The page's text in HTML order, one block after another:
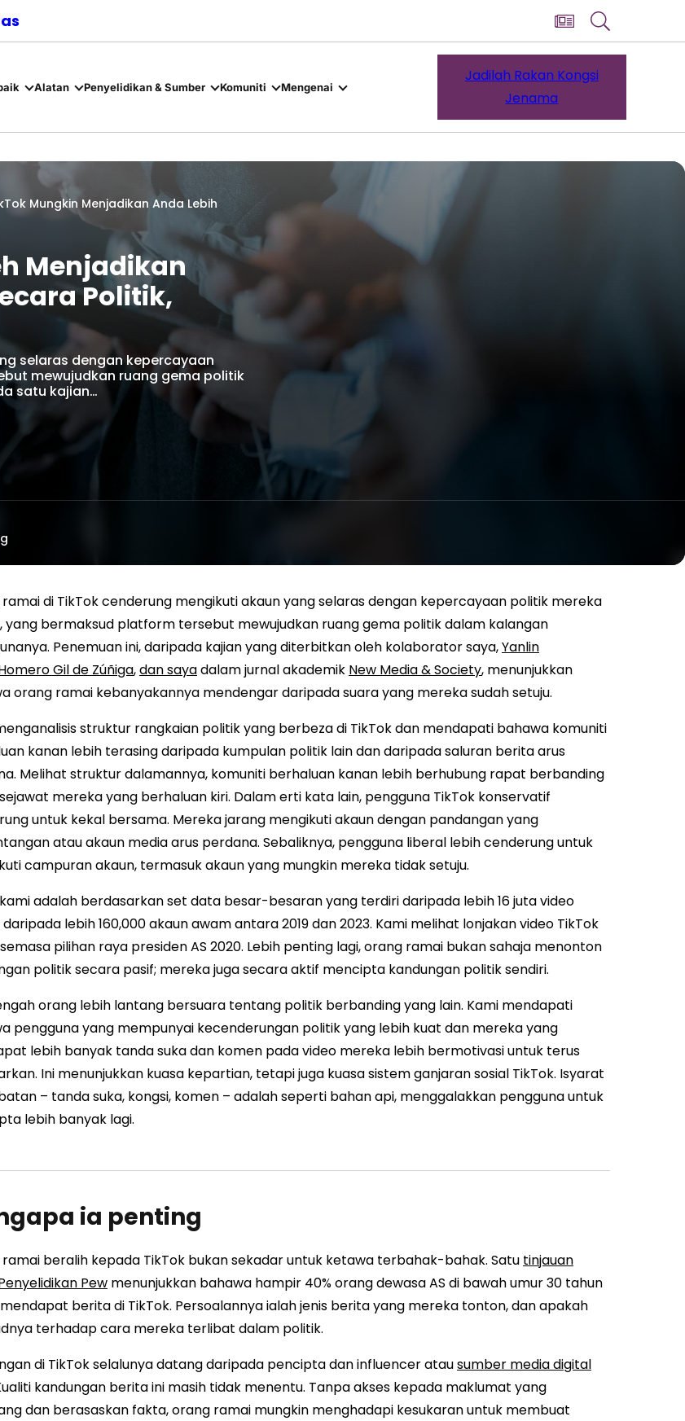
Alatan Penyelidikan & Sumber Komuniti Mengenai
Jadilah Rakan Kongsi
Jenama
Mungkin Menjadikan Anda Lebih
Menjadikan
Politik,
selaras dengan kepercayaan
mewujudkan ruang gema politik
satu kajian…
di TikTok cenderung mengikuti akaun yang selaras dengan kepercayaan politik mereka
yang bermaksud platform tersebut mewujudkan ruang gema politik dalam kalangan
Penemuan ini, daripada kajian yang diterbitkan oleh kolaborator saya,Yanlin
Gil de Zúñiga,dan sayadalam jurnal akademik New Media & Society, menunjukkan
orang ramai kebanyakannya mendengar daripada suara yang mereka sudah setuju.
struktur rangkaian politik yang berbeza di TikTok dan mendapati bahawa komuniti
kanan lebih terasing daripada kumpulan politik lain dan daripada saluran berita arus
Melihat struktur dalamannya, komuniti berhaluan kanan lebih berhubung rapat berbanding
mereka yang berhaluan kiri. Dalam erti kata lain, pengguna TikTok konservatif
untuk kekal bersama. Mereka jarang mengikuti akaun dengan pandangan yang
atau akaun media arus perdana. Sebaliknya, pengguna liberal lebih cenderung untuk
campuran akaun, termasuk akaun yang mungkin mereka tidak setuju.
adalah berdasarkan set data besar-besaran yang terdiri daripada lebih 16 juta video
daripada lebih 160,000 akaun awam antara 2019 dan 2023. Kami melihat lonjakan video TikTok
pilihan raya presiden AS 2020. Lebih penting lagi, orang ramai bukan sahaja menonton
politik secara pasif; mereka juga secara aktif mencipta kandungan politik sendiri.
orang lebih lantang bersuara tentang politik berbanding yang lain. Kami mendapati
pengguna yang mempunyai kecenderungan politik yang lebih kuat dan mereka yang
lebih banyak tanda suka dan komen pada video mereka lebih bermotivasi untuk terus
Ini menunjukkan kuasa kepartian, tetapi juga kuasa sistem ganjaran sosial TikTok. Isyarat
– tanda suka, kongsi, komen – adalah seperti bahan api, menggalakkan pengguna untuk
lebih banyak lagi.
ia penting
beralih kepada TikTok bukan sekadar untuk ketawa terbahak-bahak. Satu tinjauan
Pew menunjukkan bahawa hampir 40% orang dewasa AS di bawah umur 30 tahun
berita di TikTok. Persoalannya ialah jenis berita yang mereka tonton, dan apakah
terhadap cara mereka terlibat dalam politik.
di TikTok selalunya datang daripada pencipta dan influencer atausumber media digital
kandungan berita ini masih tidak menentu. Tanpa akses kepada maklumat yang
dan berasaskan fakta, orang ramai mungkin menghadapi kesukaran untuk membuat